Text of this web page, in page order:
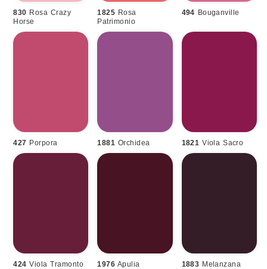
830 Rosa Crazy
Horse
1825 Rosa
Patrimonio
494 Bouganville
427 Porpora 1881 Orchidea 1821 Viola Sacro
424 Viola Tramonto 1976 Apulia 1883 Melanzana